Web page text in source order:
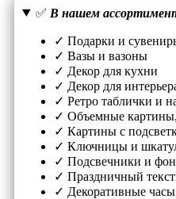
✅ В нашем
✓ Подарки и
✓ Вазы и вазоны
✓ Декор для кухни
✓ Декор для
✓ Ретро таблички и
✓ Объемные картины,
✓ Картины с
✓ Ключницы и
✓ Подсвечники и
✓ Праздничный
✓ Декоративные